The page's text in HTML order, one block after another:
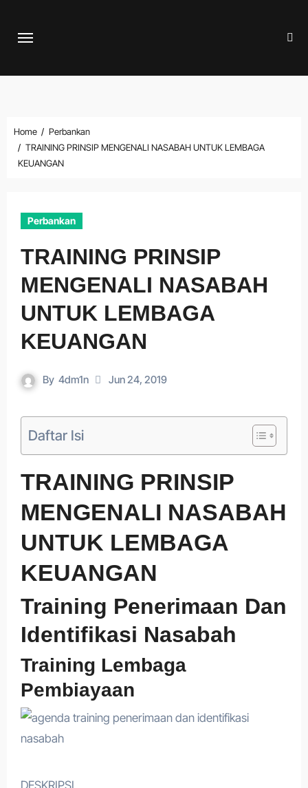
Home
Perbankan
TRAINING PRINSIP MENGENALI NASABAH UNTUK LEMBAGA
KEUANGAN
Perbankan
TRAINING PRINSIP
MENGENALI NASABAH
UNTUK LEMBAGA
KEUANGAN
By 4dm1n Jun 24, 2019
Daftar Isi
TRAINING PRINSIP
MENGENALI NASABAH
UNTUK LEMBAGA
KEUANGAN
Training Penerimaan Dan
Identifikasi Nasabah
Training Lembaga
Pembiayaan
DESKRIPSI